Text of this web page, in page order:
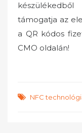
támogatja az
a QR kódos
CMO oldalán!
NFC